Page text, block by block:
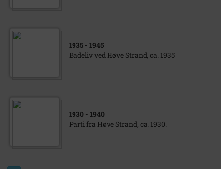
1935 - 1945
Badeliv ved Høve Strand, ca. 1935
1930 - 1940
Parti fra Høve Strand, ca. 1930.